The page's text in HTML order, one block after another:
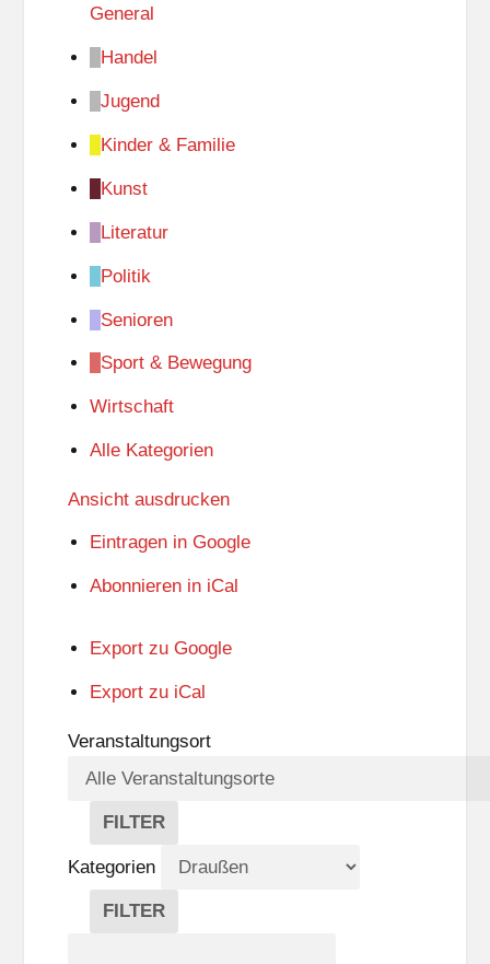
General
Handel
Jugend
Kinder & Familie
Kunst
Literatur
Politik
Senioren
Sport & Bewegung
Wirtschaft
Alle Kategorien
Ansicht ausdrucken
Eintragen in Google
Abonnieren in iCal
Export zu Google
Export zu iCal
Veranstaltungsort
FILTER
V
E
R
A
Kategorien
FILTER